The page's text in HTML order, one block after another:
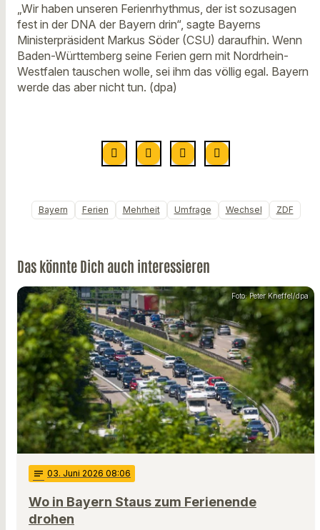
„Wir haben unseren Ferienrhythmus, der ist sozusagen
fest in der DNA der Bayern drin“, sagte Bayerns
Ministerpräsident Markus Söder (CSU) daraufhin. Wenn
Baden-Württemberg seine Ferien gern mit Nordrhein-
Westfalen tauschen wolle, sei ihm das völlig egal. Bayern
werde das aber nicht tun. (dpa)
Bayern Ferien Mehrheit Umfrage Wechsel ZDF
Das könnte Dich auch interessieren
Foto: Peter Kneffel/dpa
notes 03. Juni 2026 08:06
Wo in Bayern Staus zum Ferienende
drohen